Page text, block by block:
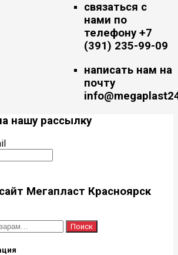
связаться с
нами по
телефону +7
(391) 235-99-09
написать нам на
почту
нашу рассылку
Мегапласт Красноярск
Поиск